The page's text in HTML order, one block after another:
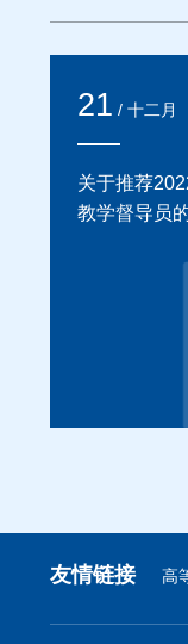
21 / 十二月
关于推荐
教学督导员
友情链接 高